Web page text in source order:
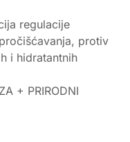
regulacije
protiv
i hidratantnih
+ PRIRODNI